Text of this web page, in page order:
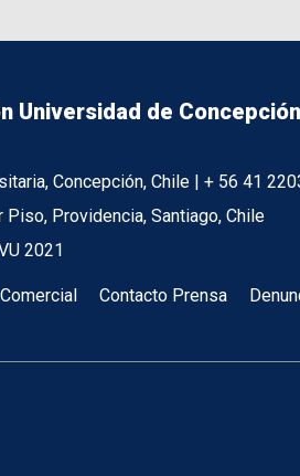
Universidad de Concepción
Concepción, Chile | + 56 41
Piso, Providencia, Santiago, Chile
2021
Contacto Prensa